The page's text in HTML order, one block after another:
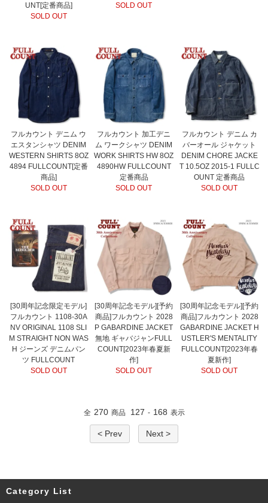
UNT[定番商品]
SOLD OUT
SOLD OUT
フルカウント デニム ウ
エスタンシャツ DENIM
WESTERN SHIRTS 8OZ
4894 FULLCOUNT[定番
商品]
SOLD OUT
フルカウント 加工デニ
ム ワークシャツ DENIM
WORK SHIRTS HW 8OZ
4890HW FULLCOUNT
定番商品
SOLD OUT
フルカウント デニム カ
バーオール ジャケット
DENIM CHORE JACKE
T 10.5OZ 2015-1 FULLC
OUNT 定番商品
SOLD OUT
[30周年記念限定モデル]
フルカウント 1108-30A
NV ORIGINAL 1108 SLI
M STRAIGHT NON WAS
H ジーンズ デニムパン
ツ FULLCOUNT
SOLD OUT
[30周年記念モデル][予約
商品]フルカウント 2028
P GABARDINE JACKET
無地 ギャバジャンFULL
COUNT[2023年春夏新
作]
SOLD OUT
[30周年記念モデル][予約
商品]フルカウント 2028
GABARDINE JACKET H
USTLER'S MENTALITY
FULLCOUNT[2023年春
夏新作]
SOLD OUT
全 270 商品 127 - 168 表示
< Prev Next >
Category List